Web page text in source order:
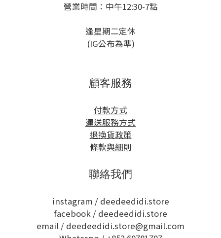
營業時間：中午12:30-7點
逢星期二定休
(IG公布為準)
顧客服務
付款方式
運送服務方式
退換貨政策
條款與細則
聯絡我們
instagram / deedeedidi.store
facebook / deedeedidi.store
email / deedeedidi.store@gmail.com